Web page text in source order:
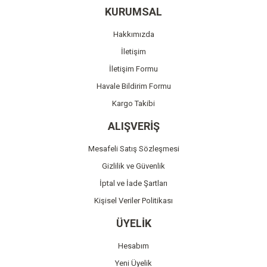
Ürün bilgilerinde hatalar bulunuyor.
Ürün fiyatı diğer sitelerden daha pahalı.
Bu ürüne benzer farklı alternatifler olmalı.
Gönder
KURUMSAL
Hakkımızda
İletişim
İletişim Formu
Havale Bildirim Formu
Kargo Takibi
ALIŞVERİŞ
Mesafeli Satış Sözleşmesi
Gizlilik ve Güvenlik
İptal ve İade Şartları
Kişisel Veriler Politikası
ÜYELİK
Hesabım
Yeni Üyelik